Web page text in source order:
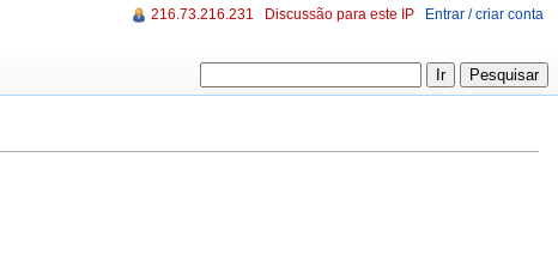
216.73.216.231 Discussão para este IP Entrar / criar conta